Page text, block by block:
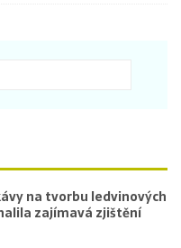
na tvorbu ledvinových
zajímavá zjištění